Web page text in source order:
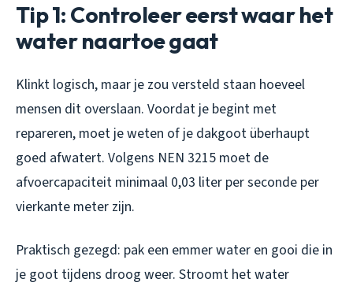
Tip 1: Controleer eerst waar het
water naartoe gaat
Klinkt logisch, maar je zou versteld staan hoeveel
mensen dit overslaan. Voordat je begint met
repareren, moet je weten of je dakgoot überhaupt
goed afwatert. Volgens NEN 3215 moet de
afvoercapaciteit minimaal 0,03 liter per seconde per
vierkante meter zijn.
Praktisch gezegd: pak een emmer water en gooi die in
je goot tijdens droog weer. Stroomt het water